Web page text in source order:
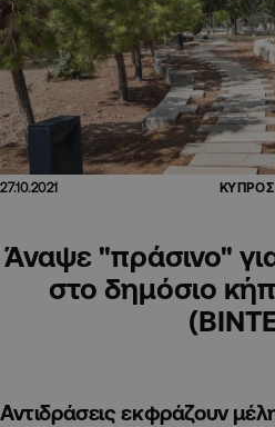
27.10.2021 ΚΥΠΡΟΣ
Άναψε "πράσινο"
στο δημόσιο
Αντιδράσεις εκφράζουν